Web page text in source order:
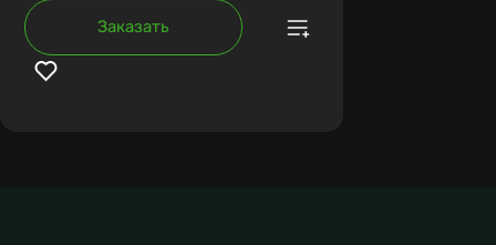
Заказать